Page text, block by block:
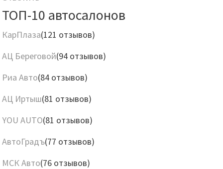
ТОП-10 автосалонов
КарПлаза(121 отзывов)
АЦ Береговой(94 отзывов)
Риа Авто(84 отзывов)
АЦ Иртыш(81 отзывов)
YOU AUTO(81 отзывов)
АвтоГрадъ(77 отзывов)
МСК Авто(76 отзывов)